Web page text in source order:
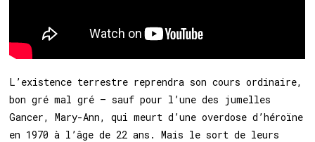
L’existence terrestre reprendra son cours ordinaire,
bon gré mal gré – sauf pour l’une des jumelles
Gancer, Mary-Ann, qui meurt d’une overdose d’héroïne
en 1970 à l’âge de 22 ans. Mais le sort de leurs